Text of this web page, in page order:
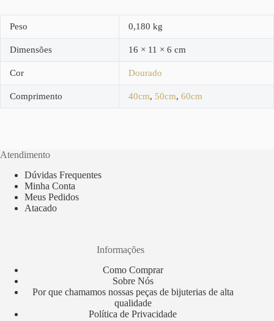
Peso 0,180 kg
Dimensões 16 × 11 × 6 cm
Cor Dourado
Comprimento 40cm, 50cm, 60cm
Atendimento
Dúvidas Frequentes
Minha Conta
Meus Pedidos
Atacado
Informações
Como Comprar
Sobre Nós
Por que chamamos nossas peças de bijuterias de alta
qualidade
Política de Privacidade